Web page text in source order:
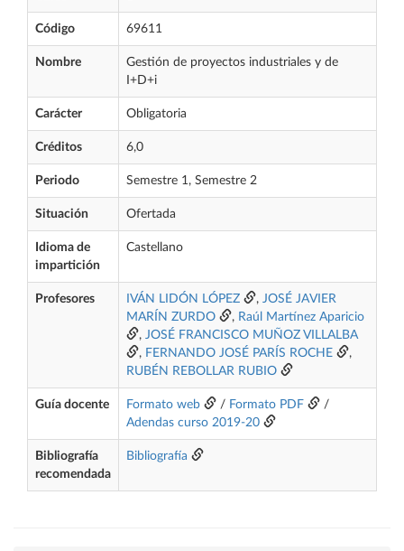
Código 69611
Nombre
Gestión de proyectos industriales y de
I+D+i
Carácter Obligatoria
Créditos 6,0
Periodo Semestre 1, Semestre 2
Situación Ofertada
Idioma de
impartición
Castellano
Profesores IVÁN LIDÓN LÓPEZ , JOSÉ JAVIER
MARÍN ZURDO
, Raúl Martínez Aparicio
, JOSÉ FRANCISCO MUÑOZ VILLALBA
, FERNANDO JOSÉ PARÍS ROCHE
,
RUBÉN REBOLLAR RUBIO
Guía docente Formato web / Formato PDF
/
Adendas curso 2019-20
Bibliografía
recomendada
Bibliografía